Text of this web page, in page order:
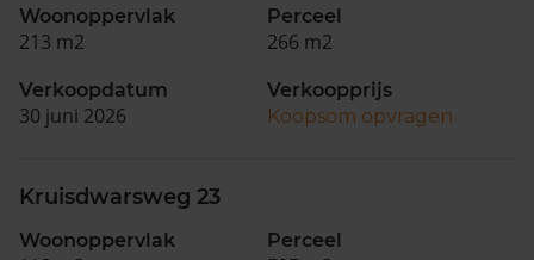
Woonoppervlak
213 m2
Perceel
266 m2
Verkoopdatum
30 juni 2026
Verkoopprijs
Koopsom opvragen
Kruisdwarsweg 23
Woonoppervlak Perceel